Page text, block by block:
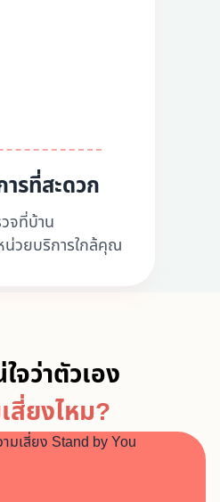
รที่สะดวก
จที่บ้าน
น่วยบริการใกล้คุณ
จว่าตัวเอง
สี่ยงไหม?